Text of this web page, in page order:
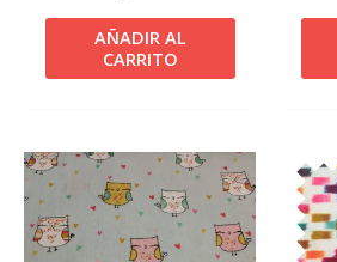
AÑADIR AL
CARRITO